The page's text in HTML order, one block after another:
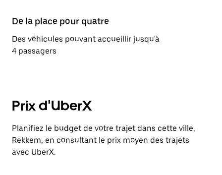
De la place pour quatre
Des véhicules pouvant accueillir jusqu'à
4 passagers
Prix d'UberX
Planifiez le budget de votre trajet dans cette ville,
Rekkem, en consultant le prix moyen des trajets
avec UberX.